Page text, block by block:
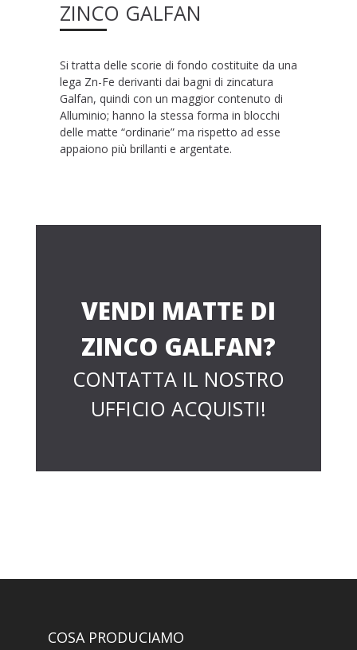
ZINCO GALFAN
Si tratta delle scorie di fondo costituite da una
lega Zn-Fe derivanti dai bagni di zincatura
Galfan, quindi con un maggior contenuto di
Alluminio; hanno la stessa forma in blocchi
delle matte “ordinarie” ma rispetto ad esse
appaiono più brillanti e argentate.
VENDI MATTE DI
ZINCO GALFAN?
CONTATTA IL NOSTRO
UFFICIO ACQUISTI!
COSA PRODUCIAMO